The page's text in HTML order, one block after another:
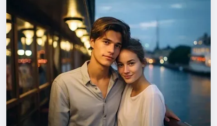
Спорт
События
Города
Площадки